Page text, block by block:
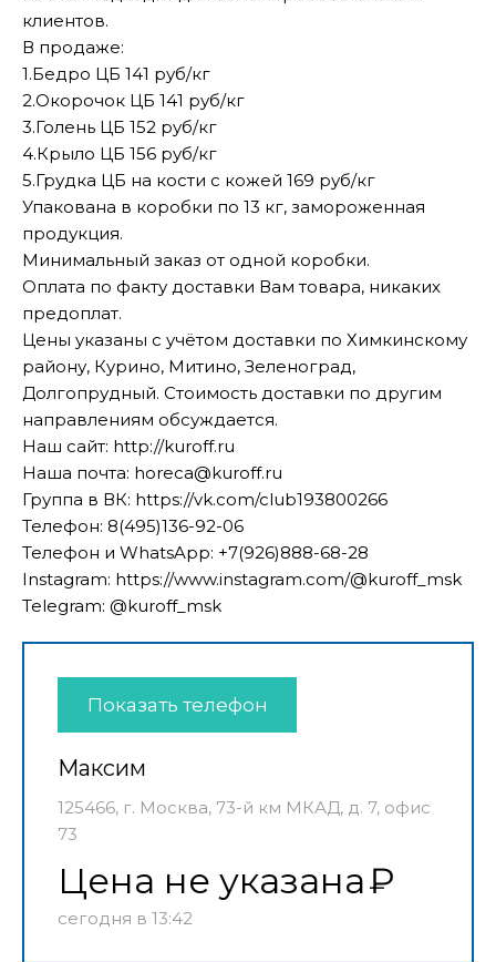
клиентов.
В продаже:
1.Бедро ЦБ 141 руб/кг
2.Окорочок ЦБ 141 руб/кг
3.Голень ЦБ 152 руб/кг
4.Крыло ЦБ 156 руб/кг
5.Грудка ЦБ на кости с кожей 169 руб/кг
Упакована в коробки по 13 кг, замороженная
продукция.
Минимальный заказ от одной коробки.
Оплата по факту доставки Вам товара, никаких
предоплат.
Цены указаны с учётом доставки по Химкинскому
району, Курино, Митино, Зеленоград,
Долгопрудный. Стоимость доставки по другим
направлениям обсуждается.
Наш сайт: http://kuroff.ru
Наша почта: horeca@kuroff.ru
Группа в ВК: https://vk.com/club193800266
Телефон: 8(495)136-92-06
Телефон и WhatsApp: +7(926)888-68-28
Instagram: https://www.instagram.com/@kuroff_msk
Telegram: @kuroff_msk
Показать телефон
Максим
125466, г. Москва, 73-й км МКАД, д. 7, офис
73
Цена не указана
сегодня в 13:42